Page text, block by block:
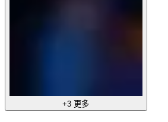
+3 更多